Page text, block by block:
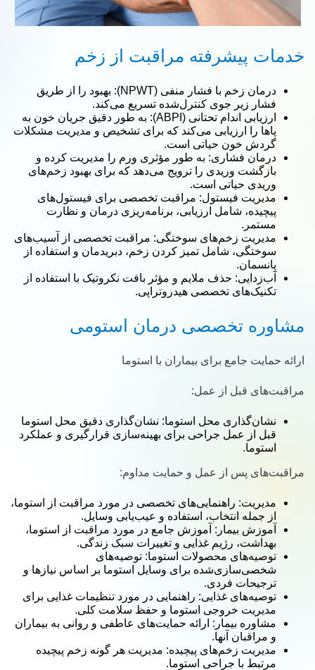
خدمات پیشرفته مراقبت از زخم
درمان زخم با فشار منفی (NPWT): بهبود را از طریق
فشار زیر جوی کنترل‌شده تسریع می‌کند.
ارزیابی اندام تحتانی (ABPI): به طور دقیق جریان خون به
پاها را ارزیابی می‌کند که برای تشخیص و مدیریت مشکلات
گردش خون حیاتی است.
درمان فشاری: به طور مؤثری ورم را مدیریت کرده و
بازگشت وریدی را ترویج می‌دهد که برای بهبود زخم‌های
وریدی حیاتی است.
مدیریت فیستول: مراقبت تخصصی برای فیستول‌های
پیچیده، شامل ارزیابی، برنامه‌ریزی درمان و نظارت
مستمر.
مدیریت زخم‌های سوختگی: مراقبت تخصصی از آسیب‌های
سوختگی، شامل تمیز کردن زخم، دبریدمان و استفاده از
پانسمان.
آب‌زدایی: حذف ملایم و مؤثر بافت نکروتیک با استفاده از
تکنیک‌های تخصصی هیدروتراپی.
مشاوره تخصصی درمان استومی
ارائه حمایت جامع برای بیماران با استوما
مراقبت‌های قبل از عمل:
نشان‌گذاری محل استوما: نشان‌گذاری دقیق محل استوما
قبل از عمل جراحی برای بهینه‌سازی قرارگیری و عملکرد
استوما.
مراقبت‌های پس از عمل و حمایت مداوم:
مدیریت: راهنمایی‌های تخصصی در مورد مراقبت از استوما،
از جمله انتخاب، استفاده و عیب‌یابی وسایل.
آموزش بیمار: آموزش جامع در مورد مراقبت از استوما،
بهداشت، رژیم غذایی و تغییرات سبک زندگی.
توصیه‌های محصولات استوما: توصیه‌های
شخصی‌سازی‌شده برای وسایل استوما بر اساس نیازها و
ترجیحات فردی.
توصیه‌های غذایی: راهنمایی در مورد تنظیمات غذایی برای
مدیریت خروجی استوما و حفظ سلامت کلی.
مشاوره بیمار: ارائه حمایت‌های عاطفی و روانی به بیماران
و مراقبان آنها.
مدیریت زخم‌های پیچیده: مدیریت هر گونه زخم پیچیده
مرتبط با جراحی استوما.